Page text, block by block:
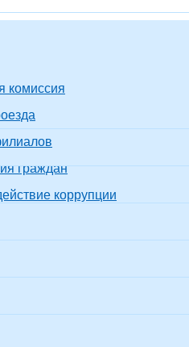
комиссия
граждан
коррупции